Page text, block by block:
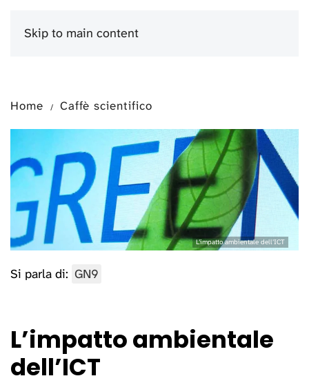
Skip to main content
Home Caffè scientifico
L’impatto ambientale dell’ICT
Si parla di: GN9
L’impatto ambientale
dell’ICT